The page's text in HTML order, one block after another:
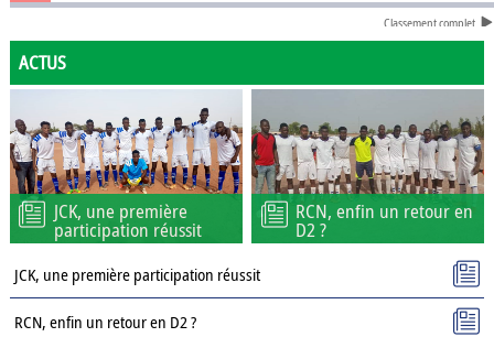
Classement complet
ACTUS
JCK, une première
participation réussit
RCN, enfin un retour en
D2 ?
JCK, une première participation réussit
RCN, enfin un retour en D2 ?